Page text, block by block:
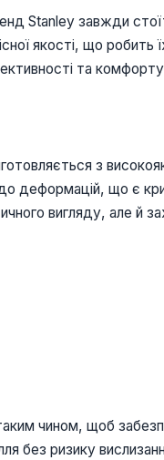
Stanley завжди
якості, що робить
та
з
деформацій, що є
вигляду, але й
чином, щоб
без ризику